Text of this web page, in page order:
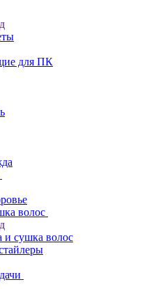
для ПК
волос
и сушка волос